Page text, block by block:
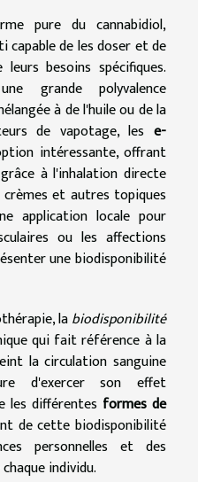
pure du cannabidiol,
capable de les doser et de
besoins spécifiques.
grande polyvalence
à de l'huile ou de la
de vapotage, les e-
intéressante, offrant
à l'inhalation directe
crèmes et autres topiques
application locale pour
ou les affections
une biodisponibilité
labiodisponibilité
qui fait référence à la
la circulation sanguine
d'exercer son effet
les différentes formes de
de cette biodisponibilité
personnelles et des
individu.